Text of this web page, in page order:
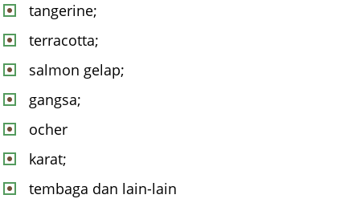
tangerine;
terracotta;
salmon gelap;
gangsa;
ocher
karat;
tembaga dan lain-lain